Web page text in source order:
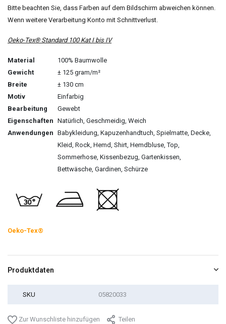
Bitte beachten Sie, dass Farben auf dem Bildschirm abweichen können.
Wenn weitere Verarbeitung Konto mit Schnittverlust.
Oeko-Tex® Standard 100 Kat I bis IV
Material
100% Baumwolle
Gewicht
± 125 gram/m²
Breite
± 130 cm
Motiv
Einfarbig
Bearbeitung
Gewebt
Eigenschaften Natürlich, Geschmeidig, Weich
Anwendungen Babykleidung, Kapuzenhandtuch, Spielmatte, Decke,
Kleid, Rock, Hemd, Shirt, Hemdbluse, Top,
Sommerhose, Kissenbezug, Gartenkissen,
Bettwäsche, Gardinen, Schürze
Oeko-Tex®
Produktdaten
SKU 05820033
Zur Wunschliste hinzufügen Teilen